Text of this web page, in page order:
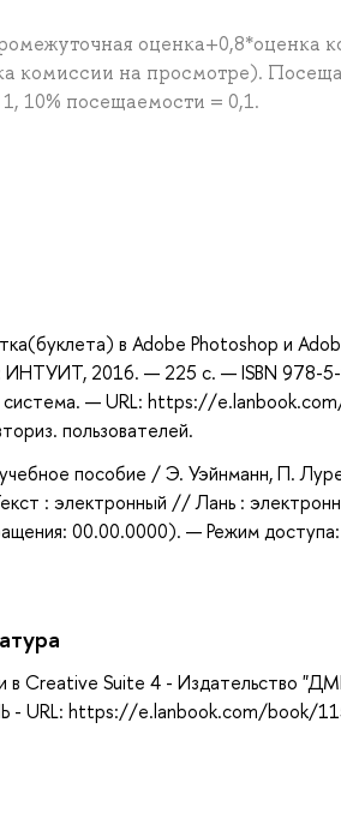
оценка+0,8*оценка
комиссии на просмотре).
10% посещаемости = 0,1.
в Adobe Photoshop и
2016. — 225 с. — ISBN 978-
система. — URL: https://
пользователей.
пособие / Э. Уэйнманн, П.
: электронный // Лань :
00.00.0000). — Режим доступа:
Creative Suite 4 - Издательство
URL: https://e.lanbook.com/book/